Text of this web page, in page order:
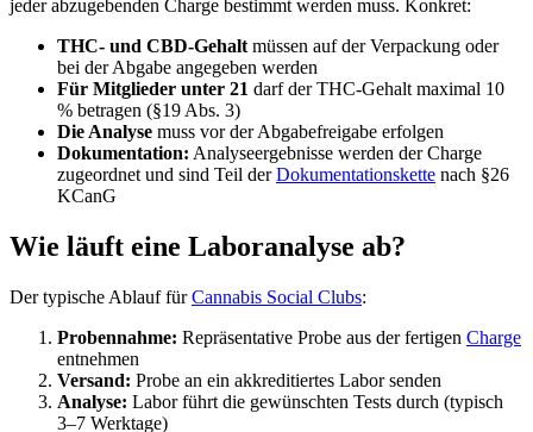
jeder abzugebenden Charge bestimmt werden muss. Konkret:
THC- und CBD-Gehalt müssen auf der Verpackung oder
bei der Abgabe angegeben werden
Für Mitglieder unter 21 darf der THC-Gehalt maximal 10
% betragen (§19 Abs. 3)
Die Analyse muss vor der Abgabefreigabe erfolgen
Dokumentation: Analyseergebnisse werden der Charge
zugeordnet und sind Teil derDokumentationskette nach §26
KCanG
Wie läuft eine Laboranalyse ab?
Der typische Ablauf fürCannabis Social Clubs:
Probennahme: Repräsentative Probe aus der fertigen Charge
entnehmen
Versand: Probe an ein akkreditiertes Labor senden
Analyse: Labor führt die gewünschten Tests durch (typisch
3–7 Werktage)